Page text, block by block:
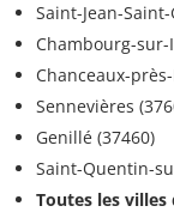
Saint-Jean-
Chambourg-sur-
Chanceaux-
Sennevières
Genillé (37460)
Saint-Quentin-
Toutes les